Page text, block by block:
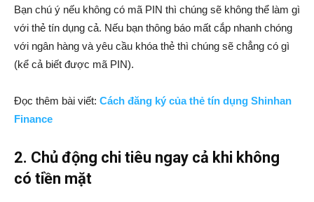
Bạn chú ý nếu không có mã PIN thì chúng sẽ không thể làm gì
với thẻ tín dụng cả. Nếu bạn thông báo mất cắp nhanh chóng
với ngân hàng và yêu cầu khóa thẻ thì chúng sẽ chẳng có gì
(kể cả biết được mã PIN).
Đọc thêm bài viết: Cách đăng ký của thẻ tín dụng Shinhan
Finance
2. Chủ động chi tiêu ngay cả khi không
có tiền mặt